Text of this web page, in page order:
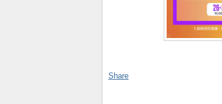
Share